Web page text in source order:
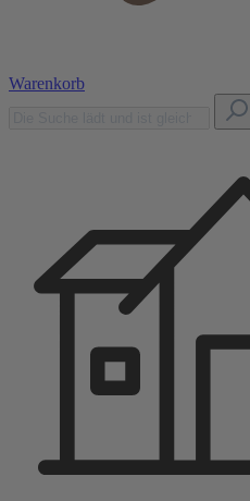
Warenkorb